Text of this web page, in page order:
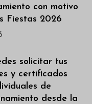
con motivo
Fiestas 2026
solicitar tus
y certificados
de
desde la